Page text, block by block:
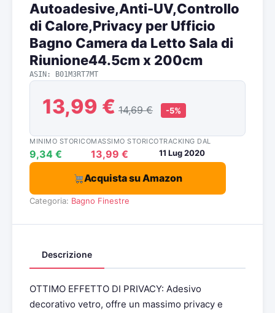
Autoadesive,Anti-UV,Controllo
di Calore,Privacy per Ufficio
Bagno Camera da Letto Sala di
Riunione44.5cm x 200cm
ASIN: B01M3RT7MT
13,99 € 14,69 € -5%
MINIMO STORICO
9,34 €
MASSIMO STORICO
13,99 €
TRACKING DAL
11 Lug 2020
Acquista su Amazon
Categoria: Bagno Finestre
Descrizione
OTTIMO EFFETTO DI PRIVACY: Adesivo
decorativo vetro, offre un massimo privacy e